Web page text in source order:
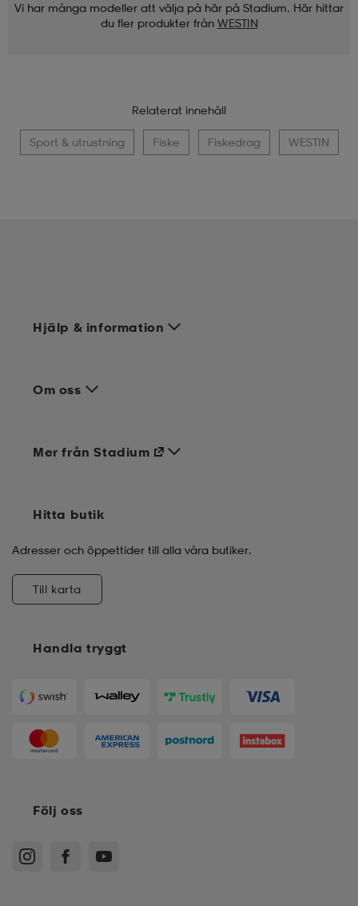
Vi har många modeller att välja på här på Stadium. Här hittar
du fler produkter från WESTIN
Relaterat innehåll
Sport & utrustning Fiske Fiskedrag WESTIN
Hjälp & information
Om oss
Handla tryggt
Mer från Stadium
Hitta butik
Adresser och öppettider till alla våra butiker.
Till karta
Följ oss